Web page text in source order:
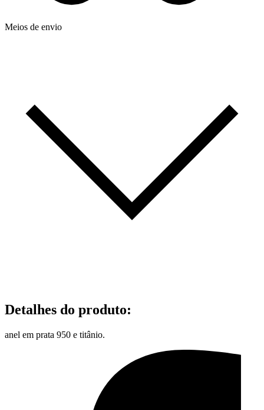
Meios de envio
Detalhes do produto:
anel em prata 950 e titânio.